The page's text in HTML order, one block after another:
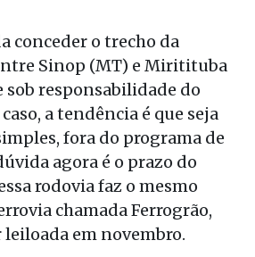
conceder o trecho da
Sinop (MT) e Miritituba
sob responsabilidade do
a tendência é que seja
fora do programa de
agora é o prazo do
rodovia faz o mesmo
chamada Ferrogrão,
leiloada em novembro.